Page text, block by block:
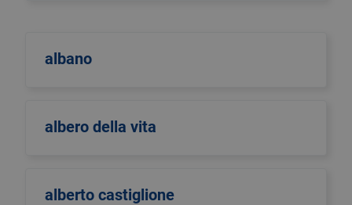
albano
albero della vita
alberto castiglione